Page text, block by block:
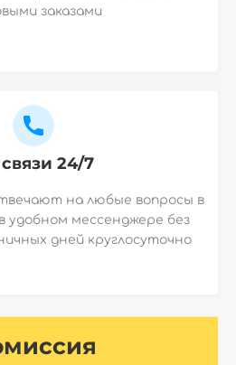
заказами
24/7
на любые вопросы в
удобном мессенджере без
дней круглосуточно